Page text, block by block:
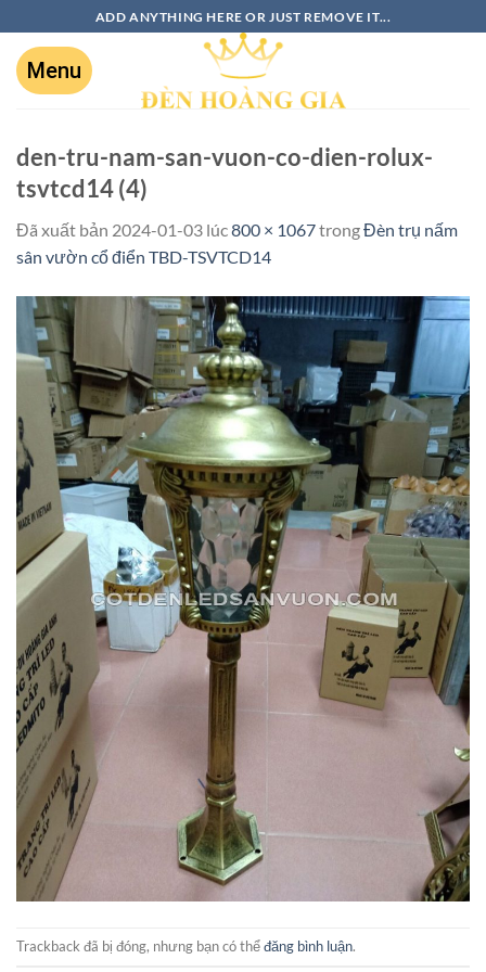
ADD ANYTHING HERE OR JUST REMOVE IT...
den-tru-nam-san-vuon-co-dien-rolux-
tsvtcd14 (4)
Đã xuất bản 2024-01-03 lúc800 × 1067trongĐèn trụ nấm
sân vườn cổ điển TBD-TSVTCD14
Trackback đã bị đóng, nhưng bạn có thểđăng bình luận.